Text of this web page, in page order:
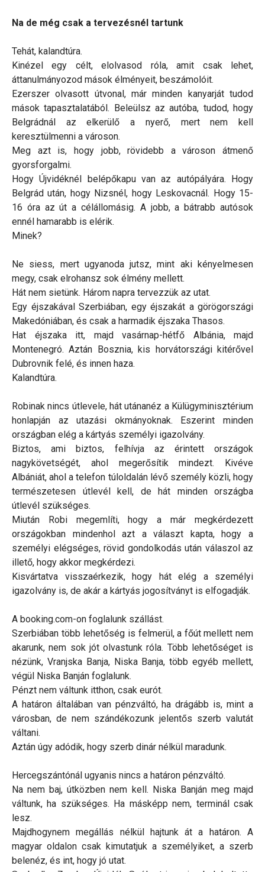
Na de még csak a tervezésnél tartunk
Tehát, kalandtúra.
Kinézel egy célt, elolvasod róla, amit csak lehet,
áttanulmányozod mások élményeit, beszámolóit.
Ezerszer olvasott útvonal, már minden kanyarját tudod
mások tapasztalatából. Beleülsz az autóba, tudod, hogy
Belgrádnál az elkerülő a nyerő, mert nem kell
keresztülmenni a városon.
Meg azt is, hogy jobb, rövidebb a városon átmenő
gyorsforgalmi.
Hogy Újvidéknél belépőkapu van az autópályára. Hogy
Belgrád után, hogy Nizsnél, hogy Leskovacnál. Hogy 15-
16 óra az út a célállomásig. A jobb, a bátrabb autósok
ennél hamarabb is elérik.
Minek?
Ne siess, mert ugyanoda jutsz, mint aki kényelmesen
megy, csak elrohansz sok élmény mellett.
Hát nem sietünk. Három napra tervezzük az utat.
Egy éjszakával Szerbiában, egy éjszakát a görögországi
Makedóniában, és csak a harmadik éjszaka Thasos.
Hat éjszaka itt, majd vasárnap-hétfő Albánia, majd
Montenegró. Aztán Bosznia, kis horvátországi kitérővel
Dubrovnik felé, és innen haza.
Kalandtúra.
Robinak nincs útlevele, hát utánanéz a Külügyminisztérium
honlapján az utazási okmányoknak. Eszerint minden
országban elég a kártyás személyi igazolvány.
Biztos, ami biztos, felhívja az érintett országok
nagykövetségét, ahol megerősítik mindezt. Kivéve
Albániát, ahol a telefon túloldalán lévő személy közli, hogy
természetesen útlevél kell, de hát minden országba
útlevél szükséges.
Miután Robi megemlíti, hogy a már megkérdezett
országokban mindenhol azt a választ kapta, hogy a
személyi elégséges, rövid gondolkodás után válaszol az
illető, hogy akkor megkérdezi.
Kisvártatva visszaérkezik, hogy hát elég a személyi
igazolvány is, de akár a kártyás jogosítványt is elfogadják.
A booking.com-on foglalunk szállást.
Szerbiában több lehetőség is felmerül, a főút mellett nem
akarunk, nem sok jót olvastunk róla. Több lehetőséget is
nézünk, Vranjska Banja, Niska Banja, több egyéb mellett,
végül Niska Banján foglalunk.
Pénzt nem váltunk itthon, csak eurót.
A határon általában van pénzváltó, ha drágább is, mint a
városban, de nem szándékozunk jelentős szerb valutát
váltani.
Aztán úgy adódik, hogy szerb dinár nélkül maradunk.
Hercegszántónál ugyanis nincs a határon pénzváltó.
Na nem baj, útközben nem kell. Niska Banján meg majd
váltunk, ha szükséges. Ha másképp nem, terminál csak
lesz.
Majdhogynem megállás nélkül hajtunk át a határon. A
magyar oldalon csak kimutatjuk a személyiket, a szerb
belenéz, és int, hogy jó utat.